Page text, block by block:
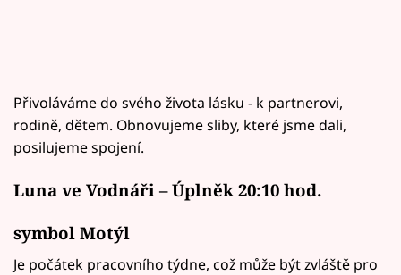
Přivoláváme do svého života lásku - k partnerovi,
rodině, dětem. Obnovujeme sliby, které jsme dali,
posilujeme spojení.
Luna ve Vodnáři – Úplněk 20:10 hod.
symbol Motýl
Je počátek pracovního týdne, což může být zvláště pro